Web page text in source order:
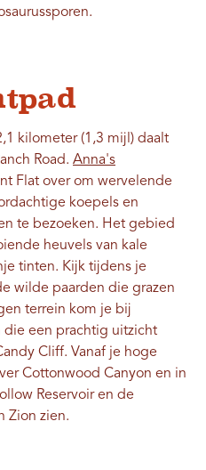
kilometer (1,3 mijl) daalt
Road. Anna's
Flat over om wervelende
koepels en
te bezoeken. Het gebied
heuvels van kale
tinten. Kijk tijdens je
wilde paarden die grazen
terrein kom je bij
een prachtig uitzicht
Cliff. Vanaf je hoge
Cottonwood Canyon en in
Reservoir en de
Zion zien.